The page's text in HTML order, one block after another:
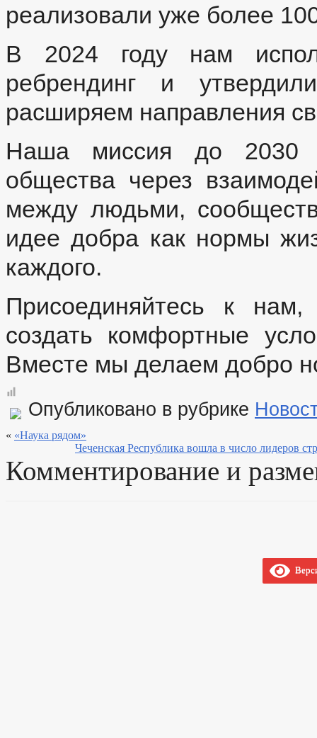
реализовали уже более
В 2024 году нам
ребрендинг и
расширяем направления
Наша миссия до 2030
общества через
между людьми,
идее добра как нормы
каждого.
Присоединяйтесь к
создать комфортные
Вместе мы делаем добро
Опубликовано в рубрике
« «Наука рядом»
Чеченская Республика вошла в число лидеров
Комментирование и